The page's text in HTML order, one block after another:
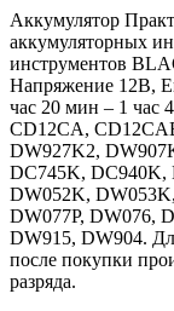
Аккумулятор
аккумуляторных
инструментов
Напряжение 12В,
час 20 мин – 1 час
CD12CA,
DW927K2,
DC745K, DC940K,
DW052K,
DW077P, DW076,
DW915, DW904.
после покупки
разряда.